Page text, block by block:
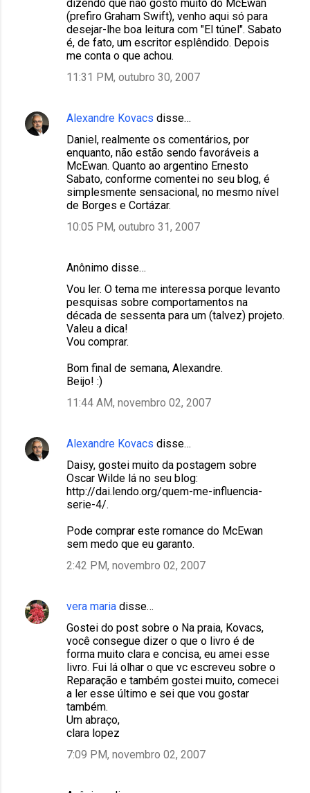
dizendo que não gosto muito do McEwan
(prefiro Graham Swift), venho aqui só para
desejar-lhe boa leitura com "El túnel". Sabato
é, de fato, um escritor esplêndido. Depois
me conta o que achou.
11:31 PM, outubro 30, 2007
Alexandre Kovacs disse…
Daniel, realmente os comentários, por
enquanto, não estão sendo favoráveis a
McEwan. Quanto ao argentino Ernesto
Sabato, conforme comentei no seu blog, é
simplesmente sensacional, no mesmo nível
de Borges e Cortázar.
10:05 PM, outubro 31, 2007
Anônimo disse…
Vou ler. O tema me interessa porque levanto
pesquisas sobre comportamentos na
década de sessenta para um (talvez) projeto.
Valeu a dica!
Vou comprar.
Bom final de semana, Alexandre.
Beijo! :)
11:44 AM, novembro 02, 2007
Alexandre Kovacs disse…
Daisy, gostei muito da postagem sobre
Oscar Wilde lá no seu blog:
http://dai.lendo.org/quem-me-influencia-
serie-4/.
Pode comprar este romance do McEwan
sem medo que eu garanto.
2:42 PM, novembro 02, 2007
vera maria disse…
Gostei do post sobre o Na praia, Kovacs,
você consegue dizer o que o livro é de
forma muito clara e concisa, eu amei esse
livro. Fui lá olhar o que vc escreveu sobre o
Reparação e também gostei muito, comecei
a ler esse último e sei que vou gostar
também.
Um abraço,
clara lopez
7:09 PM, novembro 02, 2007